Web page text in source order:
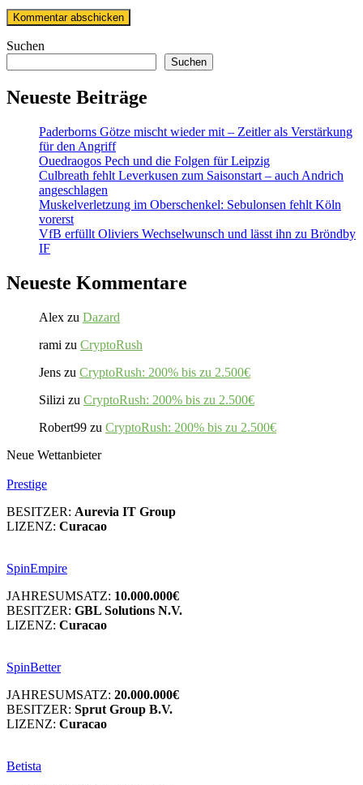
Suchen
Suchen
Neueste Beiträge
Paderborns Götze mischt wieder mit – Zeitler als Verstärkung
für den Angriff
Ouedraogos Pech und die Folgen für Leipzig
Culbreath fehlt Leverkusen zum Saisonstart – auch Andrich
angeschlagen
Muskelverletzung im Oberschenkel: Sebulonsen fehlt Köln
vorerst
VfB erfüllt Oliviers Wechselwunsch und lässt ihn zu Bröndby
IF
Neueste Kommentare
Alex zu Dazard
rami zu CryptoRush
Jens zu CryptoRush: 200% bis zu 2.500€
Silizi zu CryptoRush: 200% bis zu 2.500€
Robert99 zu CryptoRush: 200% bis zu 2.500€
Neue Wettanbieter
Prestige
BESITZER: Aurevia IT Group
LIZENZ: Curacao
SpinEmpire
JAHRESUMSATZ: 10.000.000€
BESITZER: GBL Solutions N.V.
LIZENZ: Curacao
SpinBetter
JAHRESUMSATZ: 20.000.000€
BESITZER: Sprut Group B.V.
LIZENZ: Curacao
Betista